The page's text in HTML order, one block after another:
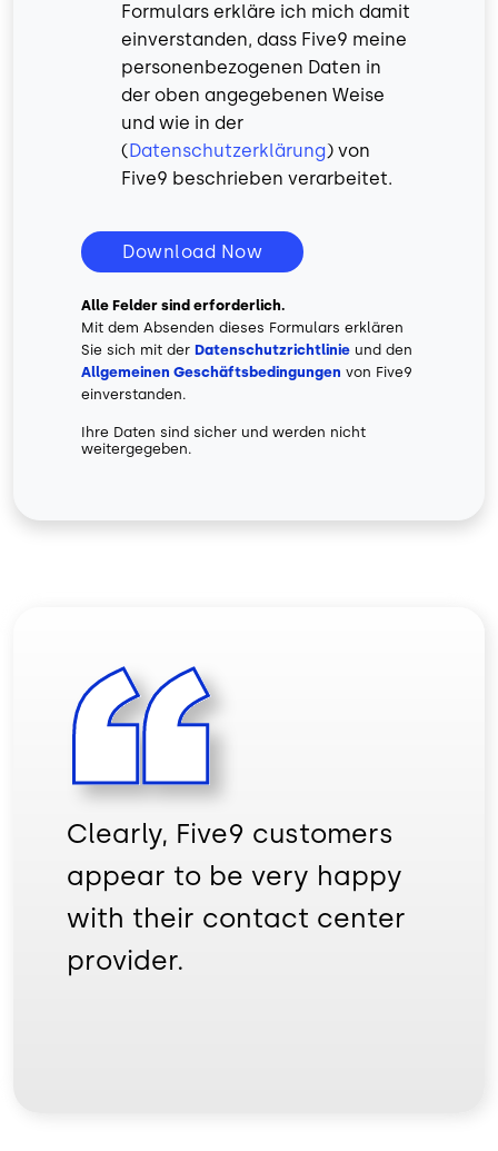
Formulars erkläre ich mich damit
einverstanden, dass Five9 meine
personenbezogenen Daten in
der oben angegebenen Weise
und wie in der
( Datenschutzerklärung) von
Five9 beschrieben verarbeitet.
Download Now
Alle Felder sind erforderlich.
Mit dem Absenden dieses Formulars erklären
Sie sich mit der Datenschutzrichtlinie und den
Allgemeinen Geschäftsbedingungen von Five9
einverstanden.
Ihre Daten sind sicher und werden nicht
weitergegeben.
Clearly, Five9 customers
appear to be very happy
with their contact center
provider.